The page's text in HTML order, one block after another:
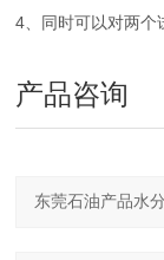
4、同时可以对两个
产品咨询